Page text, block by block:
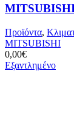
προϊόν
έχει
πολλαπλές
Οι
επιλογές
μπορούν
Προϊόντα,
MITSUBISHI
0,00€
Εξαντλημένο